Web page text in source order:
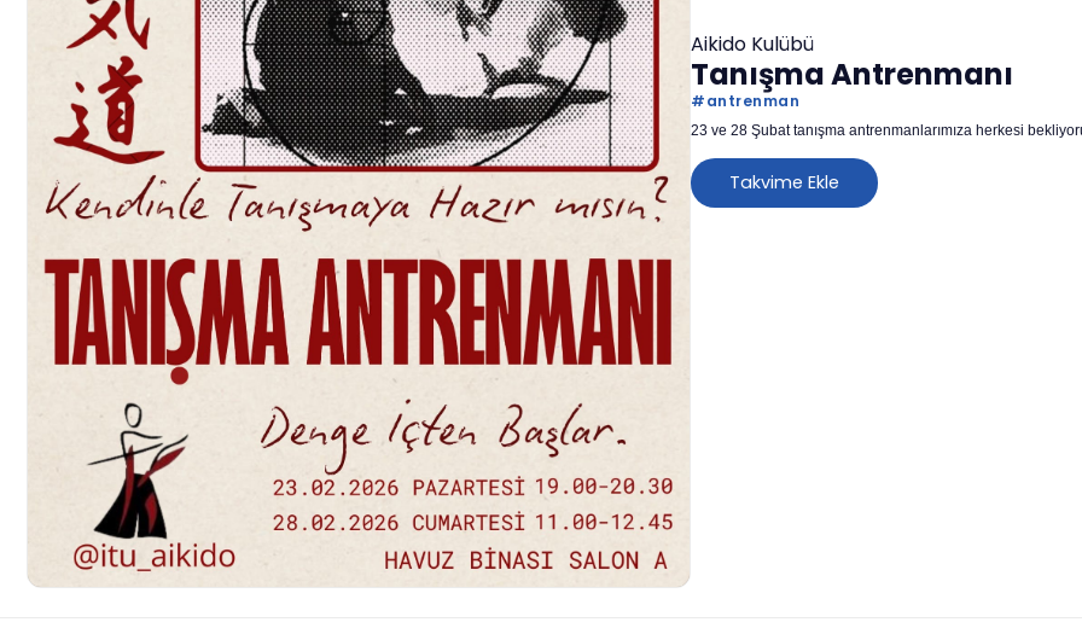
Aikido Kulübü
Tanışma Antrenmanı
#antrenman
23 ve 28 Şubat tanışma antrenmanlarımıza herkesi
Takvime Ekle